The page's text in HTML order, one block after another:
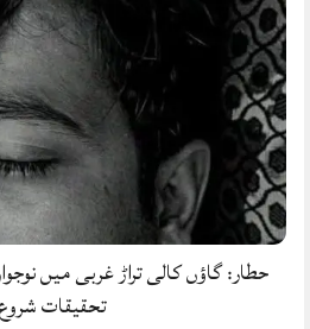
حطار: گاؤں کالی تراڑ غربی میں
تحقیقات